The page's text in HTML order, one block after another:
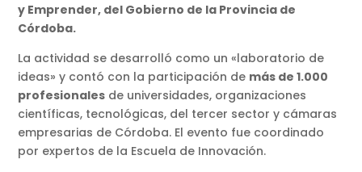
y Emprender, del Gobierno de la Provincia de
Córdoba.
La actividad se desarrolló como un «laboratorio de
ideas» y contó con la participación de más de 1.000
profesionales de universidades, organizaciones
científicas, tecnológicas, del tercer sector y cámaras
empresarias de Córdoba. El evento fue coordinado
por expertos de la Escuela de Innovación.